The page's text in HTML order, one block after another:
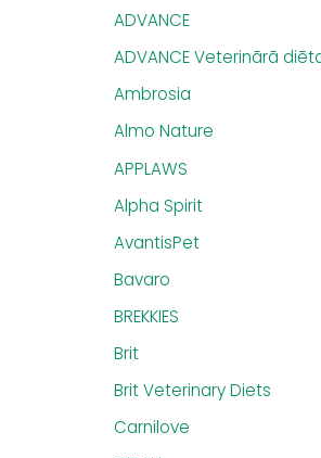
ADVANCE
ADVANCE Veterinārā
Ambrosia
Almo Nature
APPLAWS
Alpha Spirit
AvantisPet
Bavaro
BREKKIES
Brit
Brit Veterinary Diets
Carnilove